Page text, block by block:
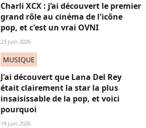
Charli XCX : j’ai découvert le premier
grand rôle au cinéma de l'icône
pop, et c'est un vrai OVNI
23 juin 2026
MUSIQUE
J'ai découvert que Lana Del Rey
était clairement la star la plus
insaisissable de la pop, et voici
pourquoi
19 juin 2026